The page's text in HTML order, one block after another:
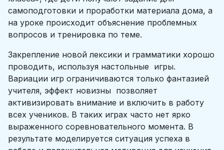
самоподготовки и проработки материала дома, а
на уроке происходит объяснение проблемных
вопросов и тренировка по теме.
Закрепление новой лексики и грамматики хорошо
проводить, используя настольные игры.
Вариации игр ограничиваются только фантазией
учителя, эффект новизны позволяет
активизировать внимание и включить в работу
всех учеников. В таких играх часто нет ярко
выраженного соревновательного момента. В
результате моделируется ситуация успеха в